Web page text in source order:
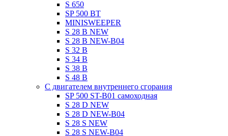
S 650
SP 500 BT
MINISWEEPER
S 28 B NEW
S 28 B NEW-B04
S 32 B
S 34 B
S 38 B
S 48 B
C двигателем внутреннего сгорания
SP 500 ST-B01 самоходная
S 28 D NEW
S 28 D NEW-B04
S 28 S NEW
S 28 S NEW-B04